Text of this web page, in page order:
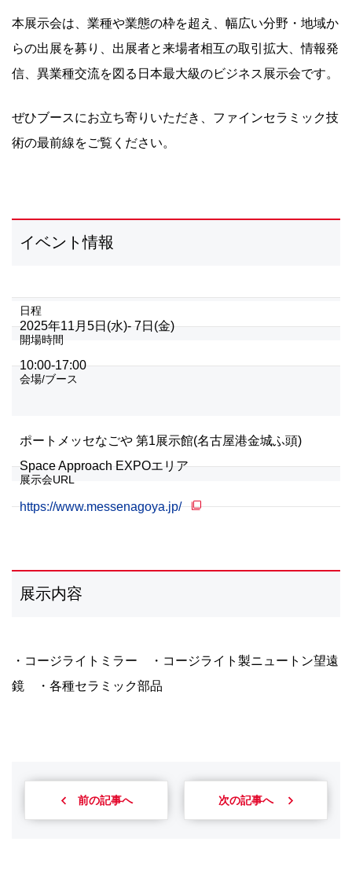
本展示会は、 業種や業態の枠を超え、幅広い分野・地域か
らの出展を募り、出展者と来場者相互の取引拡大、情報発
信、異業種交流を図る日本最大級のビジネス展示会です。
ぜひブースにお立ち寄りいただき、ファインセラミック技
術の最前線をご覧ください。
イベント情報
日程
2025年11月5日(水)- 7日(金)
開場時間
10:00-17:00
会場/ブース
ポートメッセなごや 第1展示館(名古屋港金城ふ頭)
Space Approach EXPOエリア
展示会URL
https://www.messenagoya.jp/
展示内容
・コージライトミラー ・コージライト製ニュートン望遠
鏡 ・各種セラミック部品
前の記事へ 次の記事へ